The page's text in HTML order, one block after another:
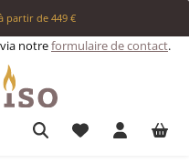
partir de 449 €
notreformulaire de contact.
Vous avez 0